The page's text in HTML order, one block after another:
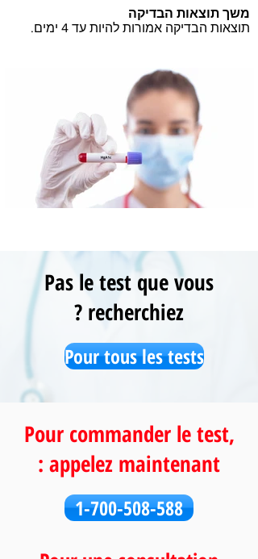
משך תוצאות הבדיקה
תוצאות הבדיקה אמורות להיות עד 4 ימים.
Pas le test que vous
recherchiez ?
Pour tous les tests
Pour commander le test,
appelez maintenant :
1-700-508-588